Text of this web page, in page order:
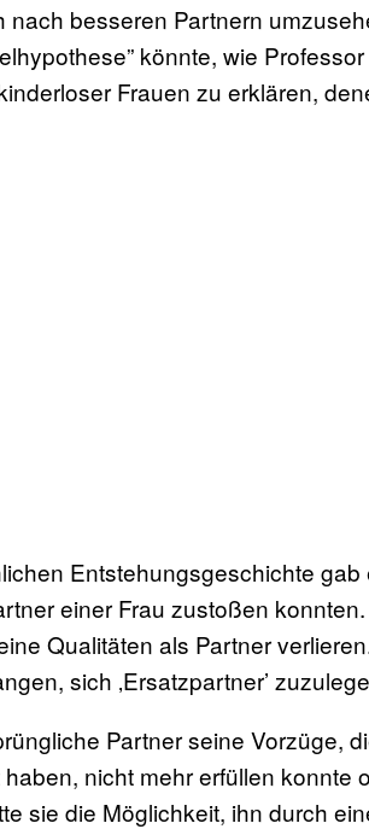
nach besseren Partnern
könnte, wie
Frauen zu erklären,
Entstehungsgeschichte
einer Frau zustoßen
Qualitäten als Partner
sich ‚Ersatzpartner’
Partner seine Vorzüge,
nicht mehr erfüllen konnte
sie die Möglichkeit, ihn durch